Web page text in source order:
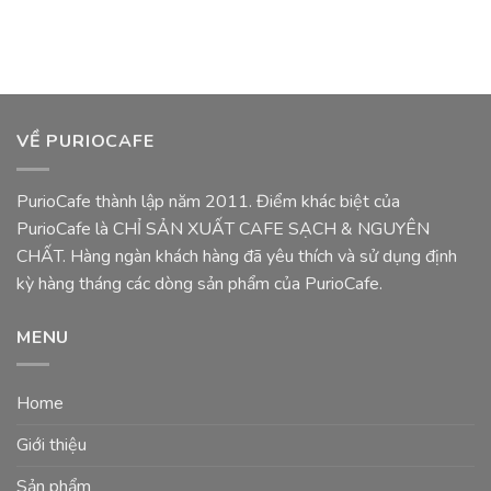
VỀ PURIOCAFE
PurioCafe thành lập năm 2011. Điểm khác biệt của
PurioCafe là CHỈ SẢN XUẤT CAFE SẠCH & NGUYÊN
CHẤT. Hàng ngàn khách hàng đã yêu thích và sử dụng định
kỳ hàng tháng các dòng sản phẩm của PurioCafe.
MENU
Home
Giới thiệu